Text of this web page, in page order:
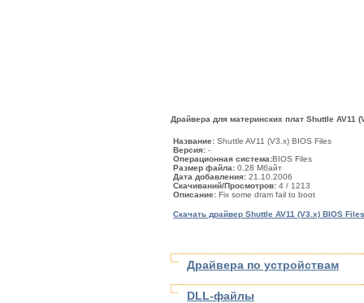
Драйвера для материнских плат Shuttle AV11
Название: Shuttle AV11 (V3.x) BIOS Files
Версия: -
Операционная система:BIOS Files
Размер файла: 0.28 Мбайт
Дата добавления: 21.10.2006
Скачиваний/Просмотров: 4 / 1213
Описание: Fix some dram fail to boot
Скачать драйвер Shuttle AV11 (V3.x) BIOS
Драйвера по устройствам
DLL-файлы